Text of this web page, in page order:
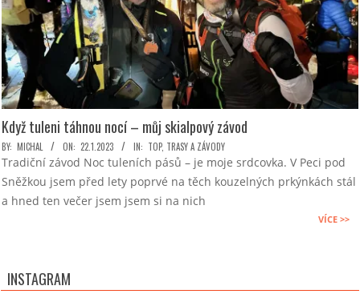
Když tuleni táhnou nocí – můj skialpový závod
2023-
01-
22
BY: MICHAL ON: 22.1.2023 IN: TOP, TRASY A ZÁVODY
Tradiční závod Noc tuleních pásů – je moje srdcovka. V Peci pod
Sněžkou jsem před lety poprvé na těch kouzelných prkýnkách stál
a hned ten večer jsem jsem si na nich
VÍCE >>
INSTAGRAM